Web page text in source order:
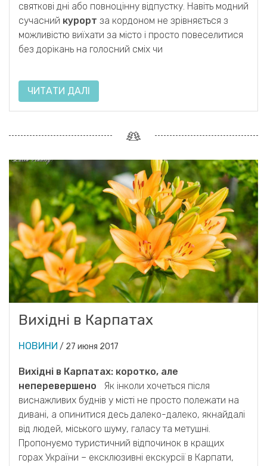
святкові дні або повноцінну відпустку. Навіть модний
сучасний курорт за кордоном не зрівняється з
можливістю виїхати за місто і просто повеселитися
без дорікань на голосний сміх чи
ЧИТАТИ ДАЛІ
Вихідні в Карпатах
НОВИНИ / 27 июня 2017
Вихідні в Карпатах: коротко, але
неперевершено Як інколи хочеться після
виснажливих буднів у місті не просто полежати на
дивані, а опинитися десь далеко-далеко, якнайдалі
від людей, міського шуму, галасу та метушні.
Пропонуємо туристичний відпочинок в кращих
горах України – ексклюзивні екскурсії в Карпати,